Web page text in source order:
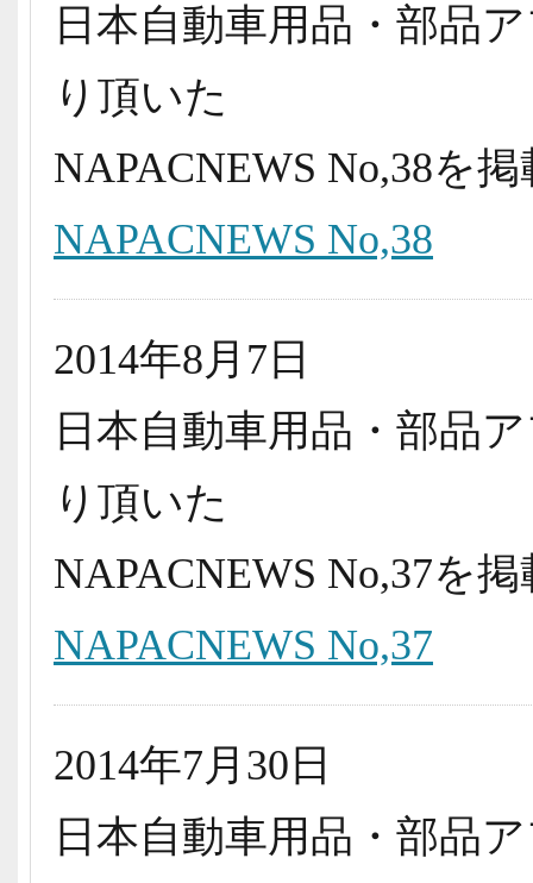
日本自動車用品・部品
り頂いた
NAPACNEWS No,38を
NAPACNEWS No,38
2014年8月7日
日本自動車用品・部品
り頂いた
NAPACNEWS No,37を
NAPACNEWS No,37
2014年7月30日
日本自動車用品・部品